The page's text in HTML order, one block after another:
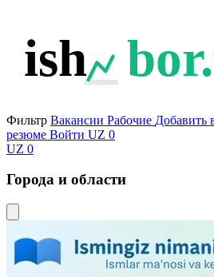
ish
Фильтр Вакансии Рабочие Добавить
резюме Войти UZ 0
UZ 0
Города и области